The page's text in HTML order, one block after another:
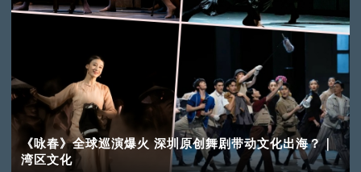
《咏春》全球巡演爆火 深圳原创舞剧带动文化出海？｜
湾区文化